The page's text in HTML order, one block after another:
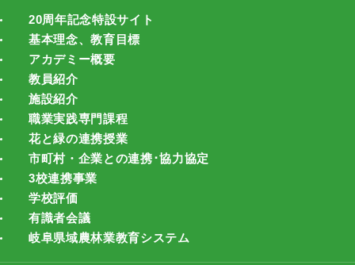
20周年記念特設サイト
基本理念、教育目標
アカデミー概要
教員紹介
施設紹介
職業実践専門課程
花と緑の連携授業
市町村・企業との連携･協力協定
3校連携事業
学校評価
有識者会議
岐阜県域農林業教育システム